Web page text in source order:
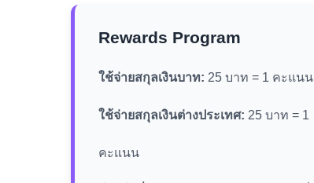
Rewards Program
ใช้จ่ายสกุลเงินบาท: 25 บาท = 1 คะแนน
ใช้จ่ายสกุลเงินต่างประเทศ: 25 บาท = 1
คะแนน